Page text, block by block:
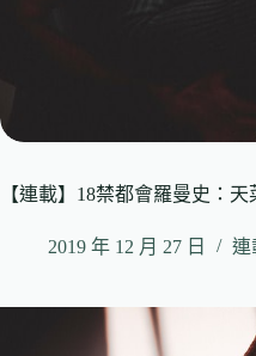
【連載】18禁都會羅曼史：
2019 年 12 月 27 日 連